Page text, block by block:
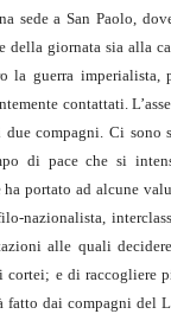
a San Paolo,
giornata sia alla
guerra
contattati.
compagni. Ci
di pace che si
portato ad alcune
nazionalista,
alle quali
e di raccogliere
dai compagni del